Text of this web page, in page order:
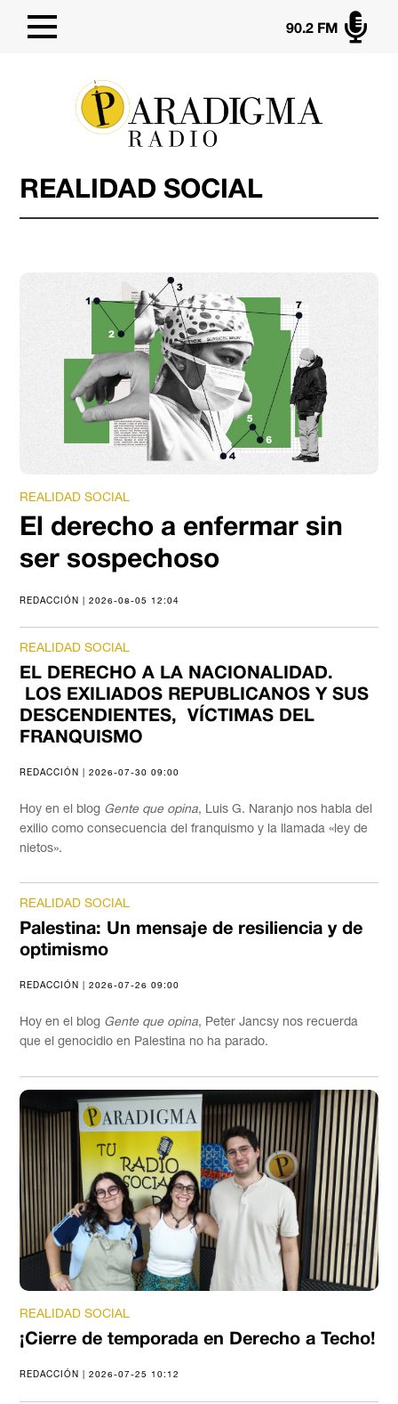

90.2 FM
REALIDAD SOCIAL
REALIDAD SOCIAL
El derecho a enfermar sin
ser sospechoso
REDACCIÓN | 2026-08-05 12:04
REALIDAD SOCIAL
EL DERECHO A LA NACIONALIDAD.
LOS EXILIADOS REPUBLICANOS Y SUS
DESCENDIENTES, VÍCTIMAS DEL
FRANQUISMO
REDACCIÓN | 2026-07-30 09:00
Hoy en el blog Gente que opina, Luis G. Naranjo nos habla del
exilio como consecuencia del franquismo y la llamada «ley de
nietos».
REALIDAD SOCIAL
Palestina: Un mensaje de resiliencia y de
optimismo
REDACCIÓN | 2026-07-26 09:00
Hoy en el blog Gente que opina, Peter Jancsy nos recuerda
que el genocidio en Palestina no ha parado.
REALIDAD SOCIAL
¡Cierre de temporada en Derecho a Techo!
REDACCIÓN | 2026-07-25 10:12